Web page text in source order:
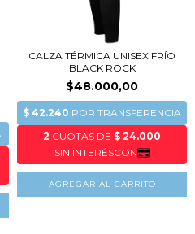
CALZA TÉRMICA UNISEX FRÍO
BLACK ROCK
$48.000,00
AGREGAR AL CARRITO